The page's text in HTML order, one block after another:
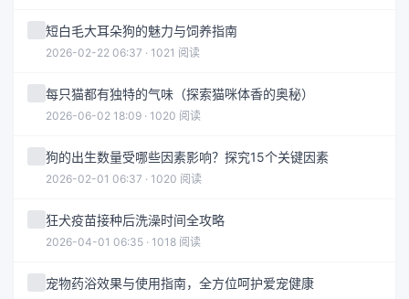
短白毛大耳朵狗的魅力与饲养指南
2026-02-22 06:37 · 1021 阅读
每只猫都有独特的气味（探索猫咪体香的奥秘）
2026-06-02 18:09 · 1020 阅读
狗的出生数量受哪些因素影响？探究15个关键因素
2026-02-01 06:37 · 1020 阅读
狂犬疫苗接种后洗澡时间全攻略
2026-04-01 06:35 · 1018 阅读
宠物药浴效果与使用指南，全方位呵护爱宠健康